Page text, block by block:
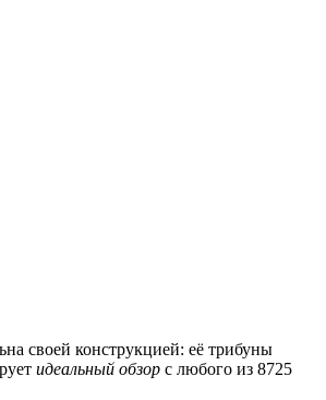
своей конструкцией: её трибуны
идеальный обзор с любого из 8725